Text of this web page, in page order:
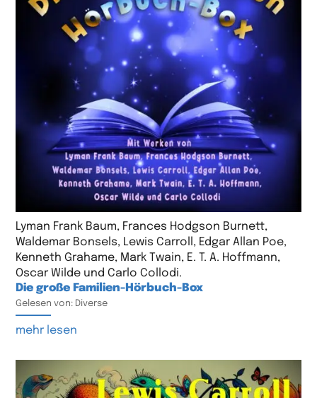
Lyman Frank Baum, Frances Hodgson Burnett,
Waldemar Bonsels, Lewis Carroll, Edgar Allan Poe,
Kenneth Grahame, Mark Twain, E. T. A. Hoffmann,
Oscar Wilde und Carlo Collodi.
Die große Familien-Hörbuch-Box
Gelesen von: Diverse
mehr lesen